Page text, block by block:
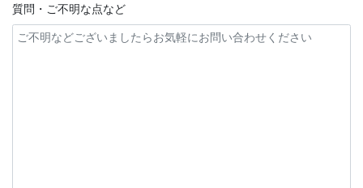
質問・ご不明な点など